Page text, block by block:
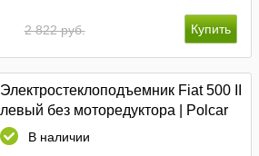
2 822 руб.
Электростеклоподъемник Fiat 500 II
левый без моторедуктора | Polcar
В наличии